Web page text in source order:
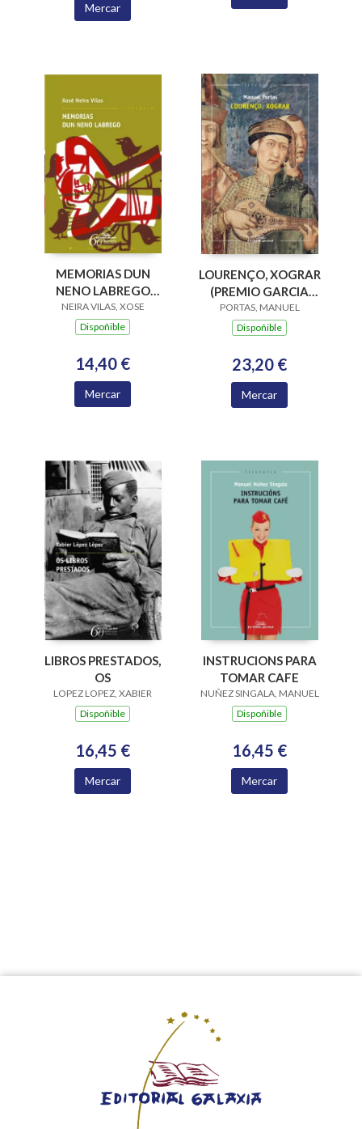
Mercar
MEMORIAS DUN
NENO LABREGO
(B.N.VILAS)
NEIRA VILAS, XOSE
Dispoñible
14,40 €
Mercar
LOURENÇO, XOGRAR
(PREMIO GARCIA
BARROS 2015)
PORTAS, MANUEL
Dispoñible
23,20 €
Mercar
LIBROS PRESTADOS,
OS
LOPEZ LOPEZ, XABIER
Dispoñible
16,45 €
Mercar
INSTRUCIONS PARA
TOMAR CAFE
NUÑEZ SINGALA, MANUEL
Dispoñible
16,45 €
Mercar